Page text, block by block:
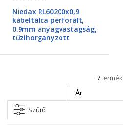
Niedax RL60200x0,9
kábeltálca perforált,
0.9mm anyagvastagság,
tűzihorganyzott
7termék
Szűrő